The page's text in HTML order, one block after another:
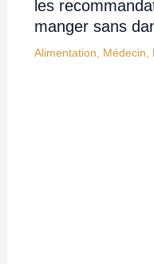
les
manger sans
Alimentation, Médecin,